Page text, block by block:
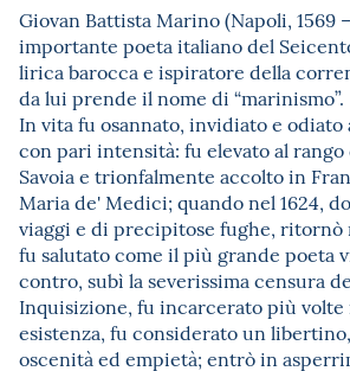
Giovan Battista Marino (Napoli, 1569
importante poeta italiano del
lirica barocca e ispiratore della
da lui prende il nome di “marinismo”.
In vita fu osannato, invidiato e odiato
con pari intensità: fu elevato al rango
Savoia e trionfalmente accolto in
Maria de' Medici; quando nel 1624,
viaggi e di precipitose fughe, ritornò
fu salutato come il più grande poeta
contro, subì la severissima censura
Inquisizione, fu incarcerato più volte
esistenza, fu considerato un
oscenità ed empietà; entrò in